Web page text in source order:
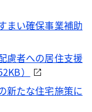
い確保事業補助
者への居住支援
）
たな住宅施策に